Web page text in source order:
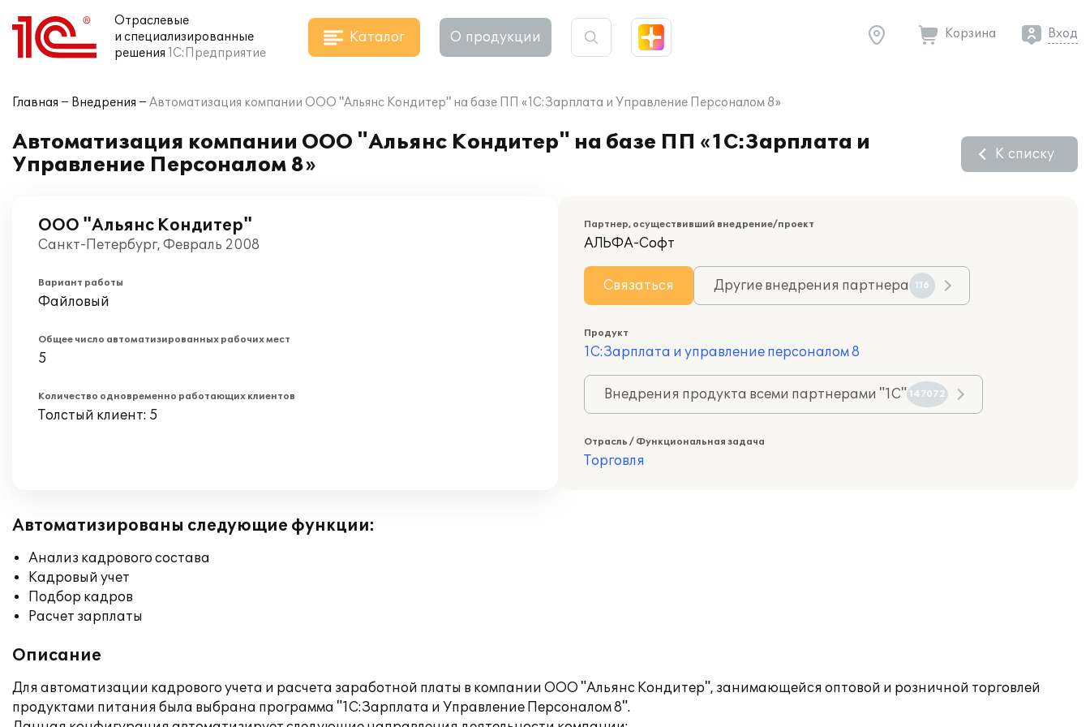
Отраслевые
и специализированные
решения 1С:Предприятие
Каталог О продукции Корзина Вход
Главная Внедрения Автоматизация компании ООО "Альянс Кондитер" на базе ПП «1С:Зарплата и Управление Персоналом 8»
Автоматизация компании ООО "Альянс Кондитер" на базе ПП «1С:Зарплата и
Управление Персоналом 8»
К списку
ООО "Альянс Кондитер"
Санкт-Петербург, Февраль 2008
Вариант работы
Файловый
Общее число автоматизированных рабочих мест
5
Количество одновременно работающих клиентов
Толстый клиент: 5
Партнер, осуществивший внедрение/проект
АЛЬФА-Софт
Связаться Другие внедрения партнера 116
Продукт
1С:Зарплата и управление персоналом 8
Внедрения продукта всеми партнерами "1С" 147072
Отрасль / Функциональная задача
Торговля
Автоматизированы следующие функции:
Анализ кадрового состава
Кадровый учет
Подбор кадров
Расчет зарплаты
Описание
Для автоматизации кадрового учета и расчета заработной платы в компании ООО "Альянс Кондитер", занимающейся оптовой и розничной торговлей
продуктами питания была выбрана программа "1С:Зарплата и Управление Персоналом 8".